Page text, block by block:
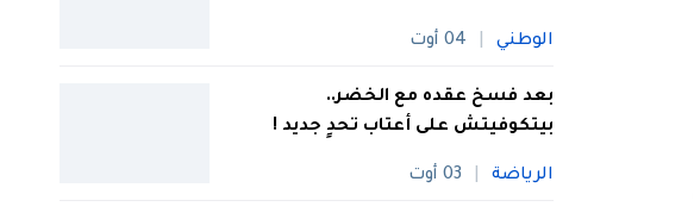
الوطني 04 أوت
بعد فسخ عقده مع الخضر..
بيتكوفيتش على أعتاب تحدٍ جديد !
الرياضة 03 أوت